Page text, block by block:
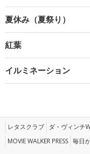
夏休み（夏祭り）
紅葉
イルミネーション
レタスクラブ ダ・ヴィンチ
MOVIE WALKER PRESS 毎日